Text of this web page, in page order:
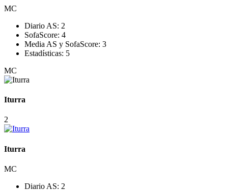
MC
Diario AS: 2
SofaScore: 4
Media AS y SofaScore: 3
Estadísticas: 5
MC
Iturra
2
Iturra
MC
Diario AS: 2